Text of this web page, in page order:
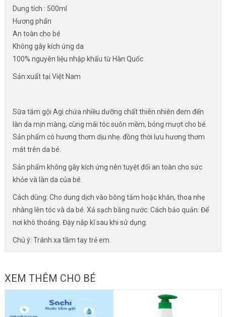
Dung tích : 500ml
Hương phấn
An toàn cho bé
Không gây kích ứng da
100% nguyên liệu nhập khẩu từ Hàn Quốc
Sản xuất tại Việt Nam
Sữa tắm gội Agi chứa nhiều dưỡng chất thiên nhiên đem đến
làn da mịn màng, cùng mái tóc suôn mềm, bóng mượt cho bé.
Sản phẩm có hương thơm dịu nhẹ. đồng thời lưu hương thơm
mát trên da bé.
Sản phẩm không gây kích ứng nên tuyệt đối an toàn cho sức
khỏe và làn da của bé.
Cách dùng: Cho dung dịch vào bông tắm hoặc khăn, thoa nhẹ
nhàng lên tóc và da bé. Xả sạch bằng nước. Cách bảo quản: Để
nơi khô thoáng. Đậy nắp kĩ sau khi sử dụng.
Chú ý: Tránh xa tầm tay trẻ em.
XEM THÊM CHO BÉ